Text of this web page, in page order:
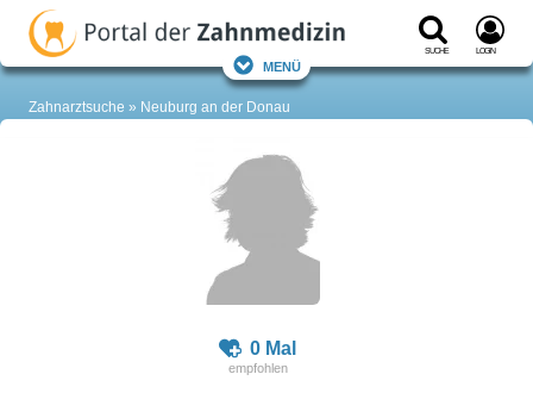
Suche Login
Menü
Zahnarztsuche Neuburg an der Donau
0 Mal